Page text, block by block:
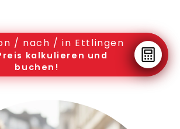
/ nach / in Ettlingen
kalkulieren und
buchen!